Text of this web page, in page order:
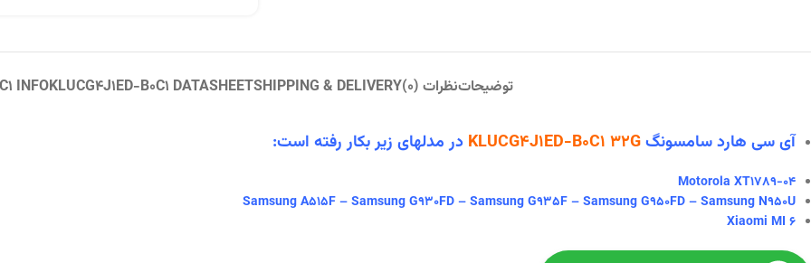
توضیحاتنظرات (0) SHIPPING & DELIVERY
KLUCG4J1ED-B0C1 DATASHEET
INFO
آی سی هارد سامسونگKLUCG4J1ED-B0C1 32G درمدلهای زیر بکار رفته است:
Motorola XT1789-04
Samsung A515F – Samsung G930FD – Samsung G935F – Samsung G950FD – Samsung N950U
Xiaomi MI 6